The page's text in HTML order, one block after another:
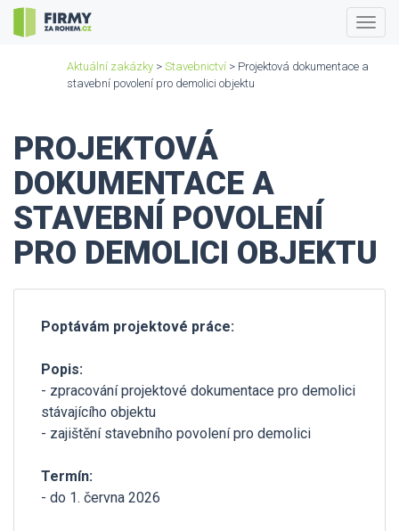
Aktuální zakázky > Stavebnictví > Projektová dokumentace a
stavební povolení pro demolici objektu
PROJEKTOVÁ
DOKUMENTACE A
STAVEBNÍ POVOLENÍ
PRO DEMOLICI OBJEKTU
Poptávám projektové práce:
Popis:
- zpracování projektové dokumentace pro demolici
stávajícího objektu
- zajištění stavebního povolení pro demolici
Termín:
- do 1. června 2026